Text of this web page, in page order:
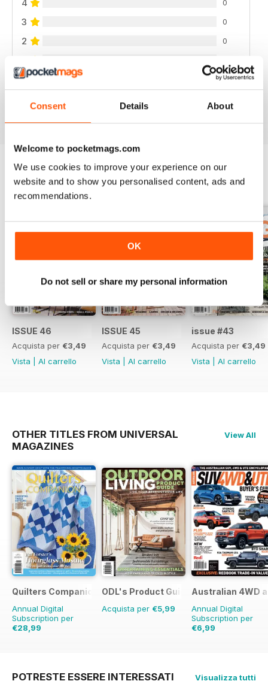
Consent Details About
Welcome to pocketmags.com
We use cookies to improve your experience on our
website and to show you personalised content, ads and
recommendations.
OK
Do not sell or share my personal information
4 0
3 0
2 0
VISUALIZZA LE RECENSIONI
EDIZIONI INDIETRO Visualizza tutti
ISSUE 46
Acquista per €3,49
Vista
Al carrello
ISSUE 45
Acquista per €3,49
Vista
Al carrello
issue #43
Acquista per €3,49
Vista
Al carrello
OTHER TITLES FROM UNIVERSAL
MAGAZINES
View All
Quilters Companion
Annual Digital
Subscription per
€28,99
ODL's Product Guide
Acquista per €5,99
Australian 4WD
Annual Digital
Subscription per
€6,99
POTRESTE ESSERE INTERESSATI
Visualizza tutti